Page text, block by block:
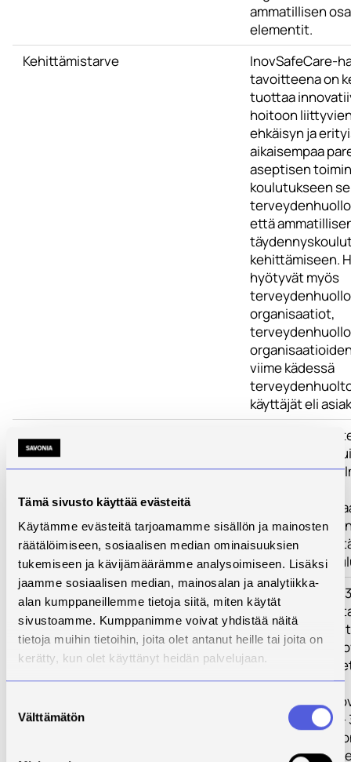
Tämä sivusto käyttää evästeitä
Käytämme evästeitä tarjoamamme sisällön ja mainosten
räätälöimiseen, sosiaalisen median ominaisuuksien
tukemiseen ja kävijämäärämme analysoimiseen. Lisäksi
jaamme sosiaalisen median, mainosalan ja analytiikka-
alan kumppaneillemme tietoja siitä, miten käytät
sivustoamme. Kumppanimme voivat yhdistää näitä
tietoja muihin tietoihin, joita olet antanut heille tai joita on
kerätty, kun olet käyttänyt heidän palvelujaan.
valinta
Välttämätön
ammatillisen
elementit.
Kehittämistarve
InovSafeCare-
tavoitteena on
tuottaa
hoitoon
ehkäisyn ja
aikaisempaa
aseptisen
koulutukseen
että
kehittämiseen.
hyötyvät myös
organisaatiot,
viime kädessä
käyttäjät eli
Toimenpiteet
Projektissa
digitaalisia ja
tukevia
hoitoon
oppimisen
terveysalan
Tulokset
Hake jakaantuu
(outputtiin),
maiden
Kaikki partnerit
kaikissa
Työpaketti 1:
Model
Luodaan malli,
hoitotyön